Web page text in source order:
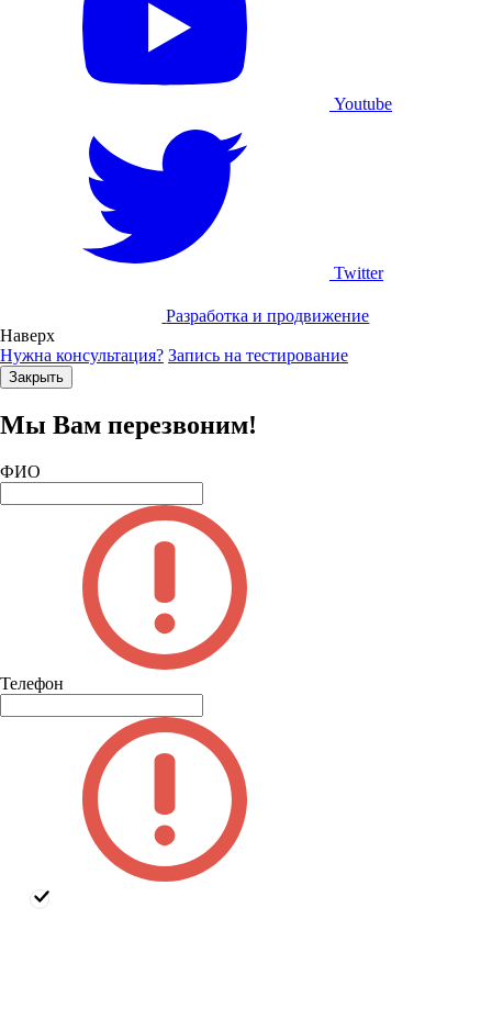
Youtube
Twitter
Разработка и продвижение
Наверх
Нужна консультация? Запись на тестирование
Закрыть
Мы Вам перезвоним!
ФИО
Телефон